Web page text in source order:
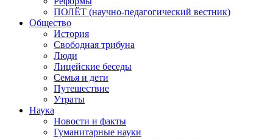
ПОЛЁТ (научно-педагогический вестник)
Общество
История
Свободная трибуна
Люди
Лицейские беседы
Семья и дети
Путешествие
Утраты
Наука
Новости и факты
Гуманитарные науки